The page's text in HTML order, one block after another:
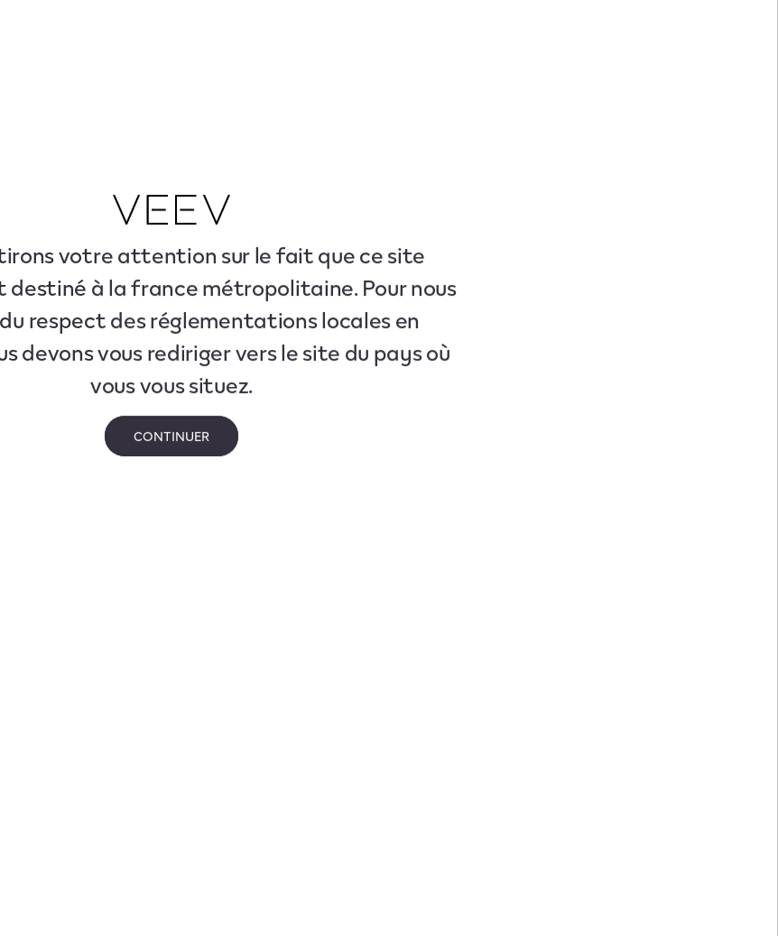
votre attention sur le fait que ce site
à la france métropolitaine. Pour nous
respect des réglementations locales en
devons vous rediriger vers le site du pays où
vous vous situez.
CONTINUER